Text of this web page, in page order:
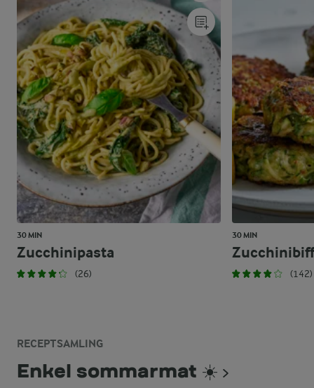
30 MIN
Zucchinipasta
(26)
30 MIN
(142)
RECEPTSAMLING
Enkel sommarmat ☀️